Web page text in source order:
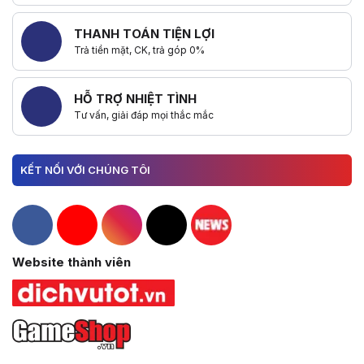
THANH TOÁN TIỆN LỢI
Trả tiền mặt, CK, trả góp 0%
HỖ TRỢ NHIỆT TÌNH
Tư vấn, giải đáp mọi thắc mắc
KẾT NỐI VỚI CHÚNG TÔI
Hacom Facebook
Hacom YouTube
Hacom Instagram
Hacom TikTok
Website thành viên